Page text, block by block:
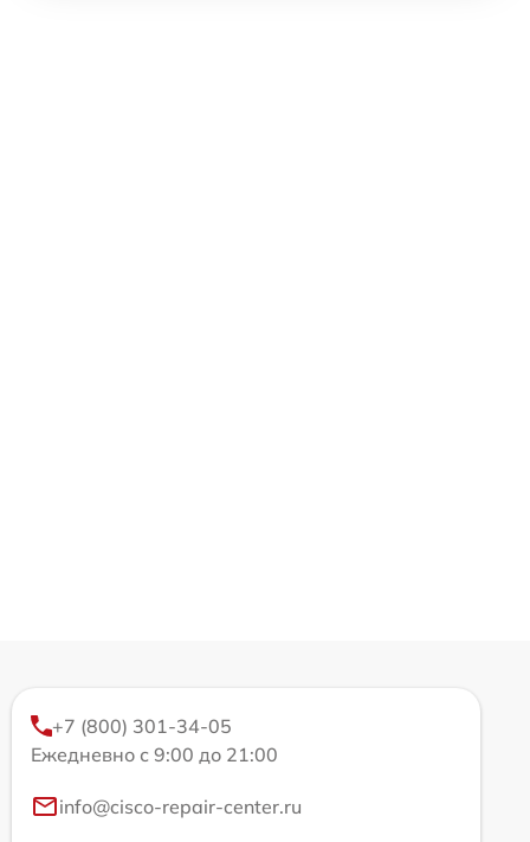
+7 (800) 301-34-05
Ежедневно с 9:00 до 21:00
info@cisco-repair-center.ru